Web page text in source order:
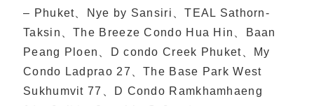
– Phuket、Nye by Sansiri、TEAL Sathorn-
Taksin、The Breeze Condo Hua Hin、Baan
Peang Ploen、D condo Creek Phuket、My
Condo Ladprao 27、The Base Park West
Sukhumvit 77、D Condo Ramkhamhaeng